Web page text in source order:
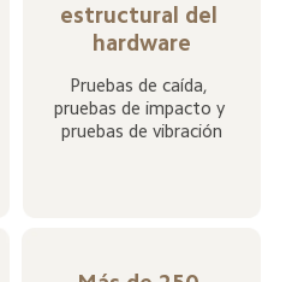
estructural del
hardware
Pruebas de caída,
pruebas de impacto y
pruebas de vibración